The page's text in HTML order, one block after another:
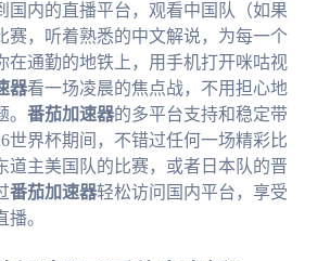
国内的直播平台，观看中国队（如果
赛，听着熟悉的中文解说，为每一个
在通勤的地铁上，用手机打开咪咕视
器看一场凌晨的焦点战，不用担心地
番茄加速器的多平台支持和稳定带
世界杯期间，不错过任何一场精彩比
道主美国队的比赛，或者日本队的晋
番茄加速器轻松访问国内平台，享受
。